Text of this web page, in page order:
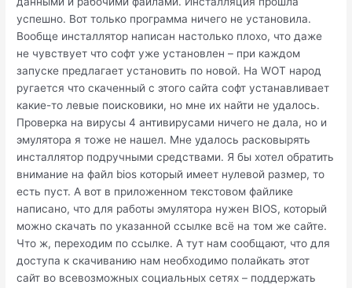
успешно. Вот только программа ничего не установила.
Вообще инсталлятор написан настолько плохо, что даже
не чувствует что софт уже установлен – при каждом
запуске предлагает установить по новой. На WOT народ
ругается что скаченный с этого сайта софт устанавливает
какие-то левые поисковики, но мне их найти не удалось.
Проверка на вирусы 4 антивирусами ничего не дала, но и
эмулятора я тоже не нашел. Мне удалось расковырять
инсталлятор подручными средствами. Я бы хотел обратить
внимание на файл bios который имеет нулевой размер, то
есть пуст. А вот в приложенном текстовом файлике
написано, что для работы эмулятора нужен BIOS, который
можно скачать по указанной ссылке всё на том же сайте.
Что ж, переходим по ссылке. А тут нам сообщают, что для
доступа к скачиванию нам необходимо полайкать этот
сайт во всевозможных социальных сетях – поддержать